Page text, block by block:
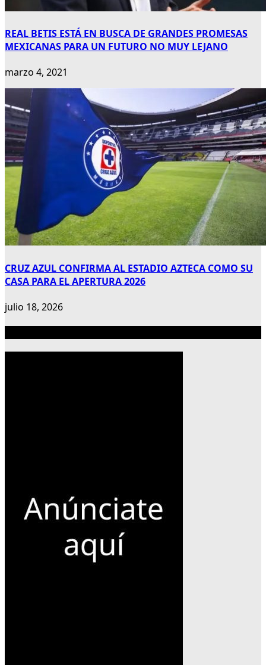
REAL BETIS ESTÁ EN BUSCA DE GRANDES PROMESAS
MEXICANAS PARA UN FUTURO NO MUY LEJANO
marzo 4, 2021
CRUZ AZUL CONFIRMA AL ESTADIO AZTECA COMO SU
CASA PARA EL APERTURA 2026
julio 18, 2026